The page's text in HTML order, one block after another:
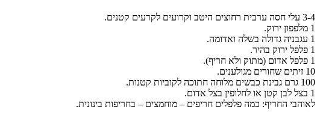
3-4 עלי חסה ערבית רחוצים היטב וקרועים לקרעים קטנים.
1 מלפפון ירוק.
1 עגבניה גדולה בשלה ואדומה.
1 פלפל ירוק בהיר.
1 פלפל אדום (מתוק ולא חריף).
10 זיתים שחורים מגולענים.
100 גרם גבינת כבשים מלוחה חתוכה לקוביות קטנות.
1 בצל לבן קטן או לחלופין בצל אדום.
לאוהבי החריף: כמה פלפלים חריפים – מוחמצים – בחריפות בינונית.